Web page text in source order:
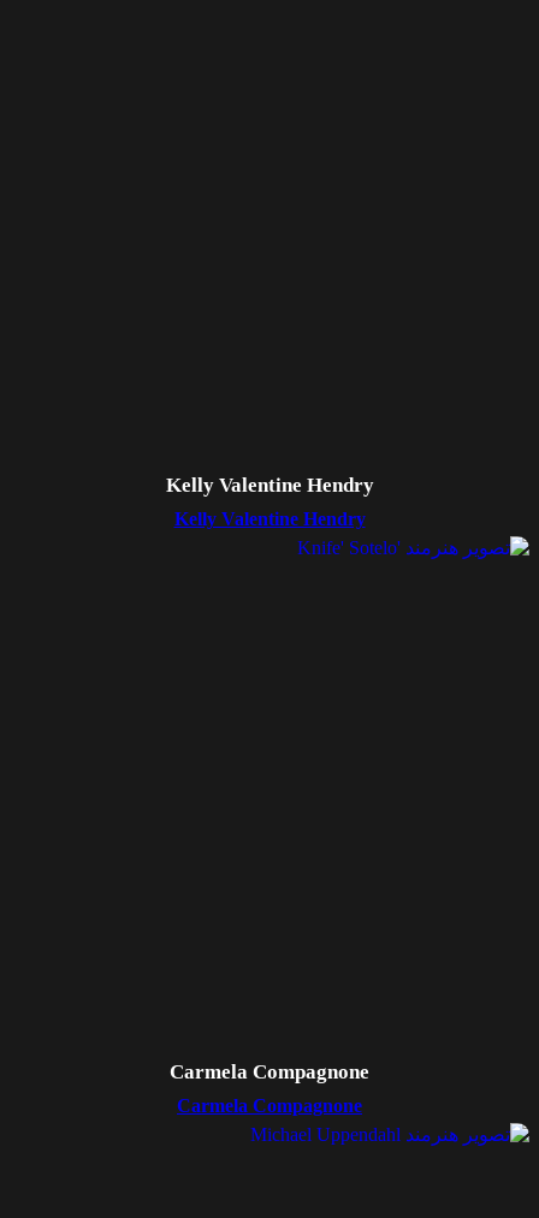
Kelly Valentine Hendry
Kelly Valentine Hendry
Carmela Compagnone
Carmela Compagnone